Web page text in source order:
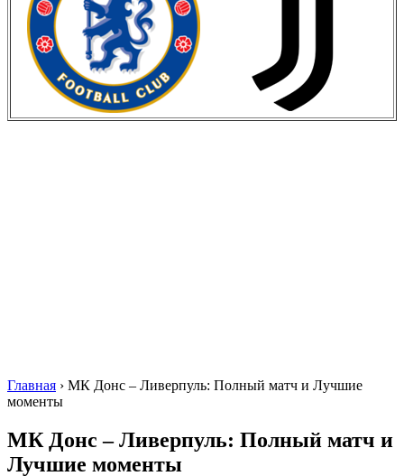
Главная › МК Донс – Ливерпуль: Полный матч и Лучшие
моменты
МК Донс – Ливерпуль: Полный матч и
Лучшие моменты